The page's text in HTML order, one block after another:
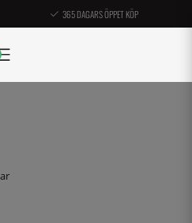
365 DAGARS ÖPPET KÖP